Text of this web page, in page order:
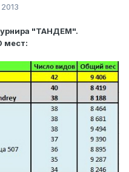
"ТАНДЕМ".
мест: